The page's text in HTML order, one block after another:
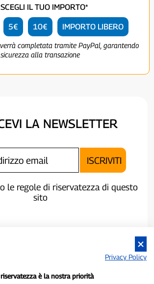
SCEGLI IL TUO IMPORTO*
5€ 10€ IMPORTO LIBERO
verrà completata tramite PayPal, garantendo
sicurezza alla transazione
LA NEWSLETTER
le regole di riservatezza di questo
sito
Privacy Policy
è la nostra priorità